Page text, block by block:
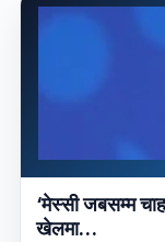
‘मेस्सी जबसम्म
खेलमा…